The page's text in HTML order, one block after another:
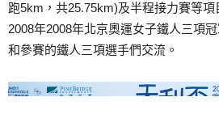
跑5km，共25.75km)及半程接力賽等
2008年2008年北京奧運女子鐵人三項
和參賽的鐵人三項選手們交流。